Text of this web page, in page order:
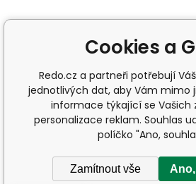
Cookies a
Redo.cz a partneři potřebují
jednotlivých dat, aby Vám mimo
informace týkající se Vašich
personalizace reklam. Souhlas
políčko "Ano,
Zamítnout vše